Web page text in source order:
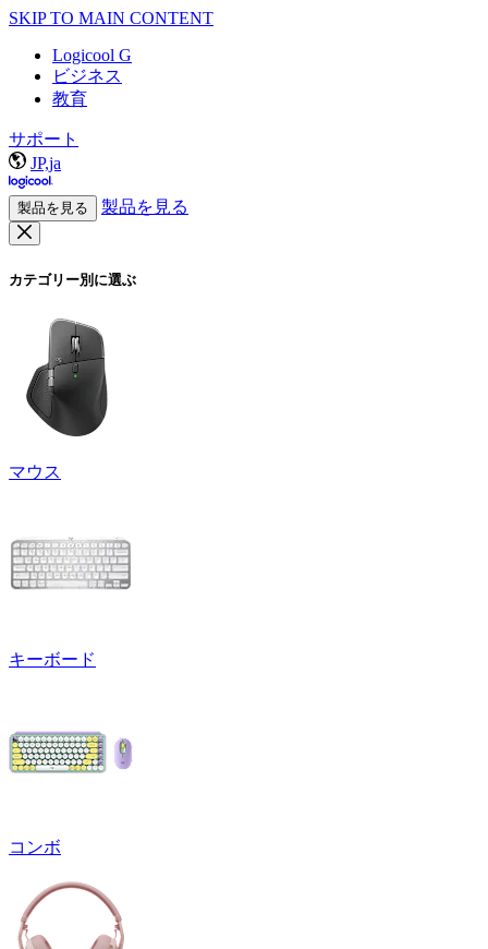
SKIP TO MAIN CONTENT
Logicool G
ビジネス
教育
サポート
JP,ja
製品を見る 製品を見る
カテゴリー別に選ぶ
マウス
キーボード
コンボ